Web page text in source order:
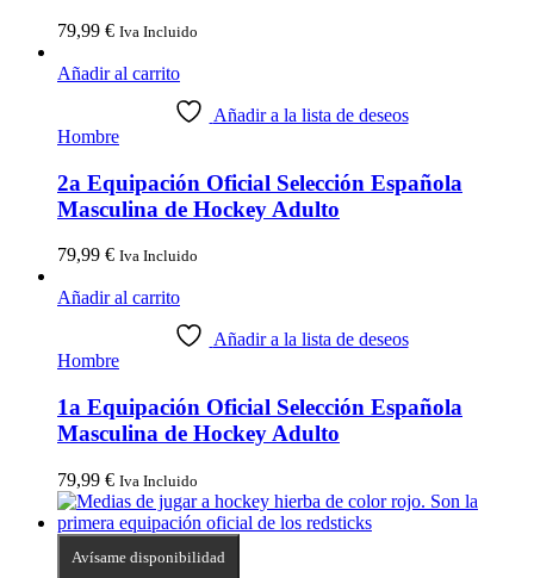
79,99 € Iva Incluido
Añadir al carrito
Añadir a la lista de deseos
Hombre
2a Equipación Oficial Selección Española
Masculina de Hockey Adulto
79,99 € Iva Incluido
Añadir al carrito
Añadir a la lista de deseos
Hombre
1a Equipación Oficial Selección Española
Masculina de Hockey Adulto
79,99 € Iva Incluido
Avísame disponibilidad